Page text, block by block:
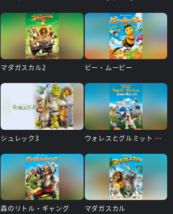
マダガスカル2 ビー・ムービー
シュレック3 ウォレスとグルミット 野菜畑で大ピンチ!
森のリトル・ギャング マダガスカル